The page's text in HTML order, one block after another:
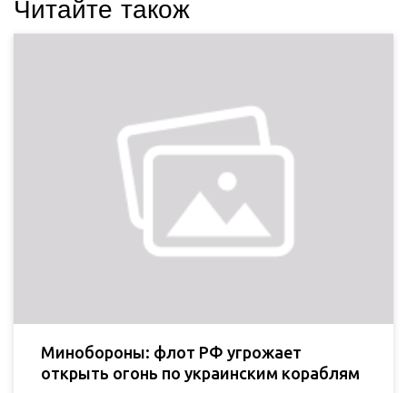
Читайте також
Минобороны: флот РФ угрожает
открыть огонь по украинским кораблям